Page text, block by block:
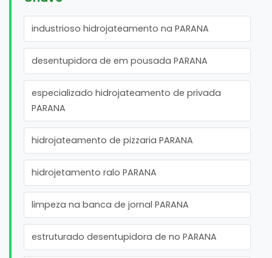
industrioso hidrojateamento na PARANA
desentupidora de em pousada PARANA
especializado hidrojateamento de privada
PARANA
hidrojateamento de pizzaria PARANA
hidrojetamento ralo PARANA
limpeza na banca de jornal PARANA
estruturado desentupidora de no PARANA